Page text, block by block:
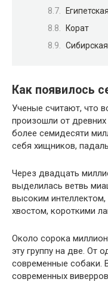
Корат
Как появилось
Ученые считают, что
произошли от
более семидесяти
себя хищников,
Через двадцать
выделилась ветвь
высоким
хвостом, короткими
Около сорока
эту группу на две. От
современные собаки.
современных